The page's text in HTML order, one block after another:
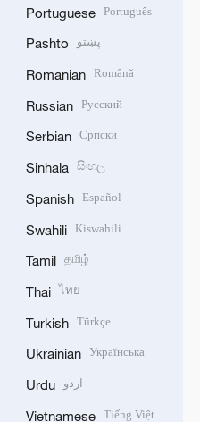
Portuguese Português
Pashto پښتو
Romanian Română
Russian Русский
Serbian Српски
Sinhala සිංහල
Spanish Español
Swahili Kiswahili
Tamil தமிழ்
Thai ไทย
Turkish Türkçe
Ukrainian Українська
Urdu اردو
Vietnamese Tiếng Việt